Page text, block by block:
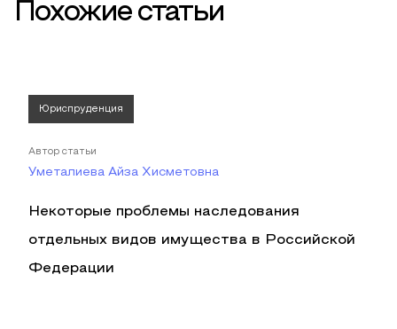
Похожие статьи
Юриспруденция
Автор статьи
Уметалиева Айза Хисметовна
Некоторые проблемы наследования
отдельных видов имущества в Российской
Федерации